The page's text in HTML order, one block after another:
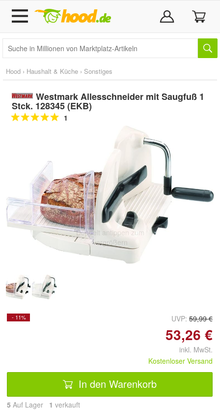
Hood › Haushalt & Küche › Sonstiges
Westmark Allesschneider mit Saugfuß 1
Stck. 128345 (EKB)
1
Doppelt antippen zum
vergrößern
- 11% UVP: 59,99 €
53,26 €
inkl. MwSt.
Kostenloser Versand
In den Warenkorb
5 Auf Lager 1 verkauft